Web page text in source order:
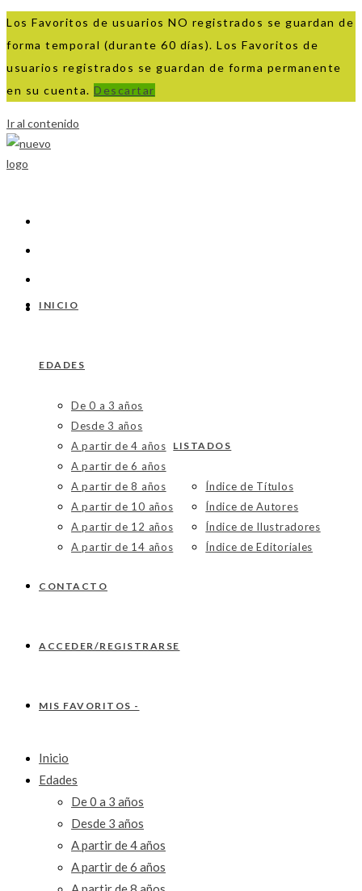
Los Favoritos de usuarios NO registrados se guardan de
forma temporal (durante 60 días). Los Favoritos de
usuarios registrados se guardan de forma permanente
en su cuenta. Descartar
Ir al contenido
INICIO
EDADES
De 0 a 3 años
Desde 3 años
A partir de 4 años
A partir de 6 años
A partir de 8 años
A partir de 10 años
A partir de 12 años
A partir de 14 años
LISTADOS
Índice de Títulos
Índice de Autores
Índice de Ilustradores
Índice de Editoriales
CONTACTO
ACCEDER/REGISTRARSE
MIS FAVORITOS -
Inicio
Edades
De 0 a 3 años
Desde 3 años
A partir de 4 años
A partir de 6 años